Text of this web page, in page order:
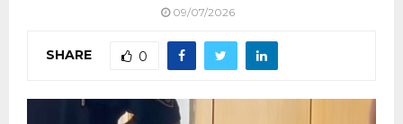
09/07/2026
SHARE 0